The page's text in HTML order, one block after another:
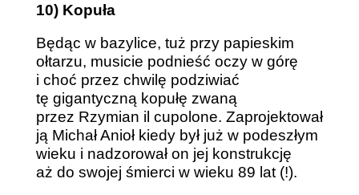
10) Kopuła
Będąc w bazylice, tuż przy papieskim
ołtarzu, musicie podnieść oczy w górę
i choć przez chwilę podziwiać
tę gigantyczną kopułę zwaną
przez Rzymian il cupolone. Zaprojektował
ją Michał Anioł kiedy był już w podeszłym
wieku i nadzorował on jej konstrukcję
aż do swojej śmierci w wieku 89 lat (!).